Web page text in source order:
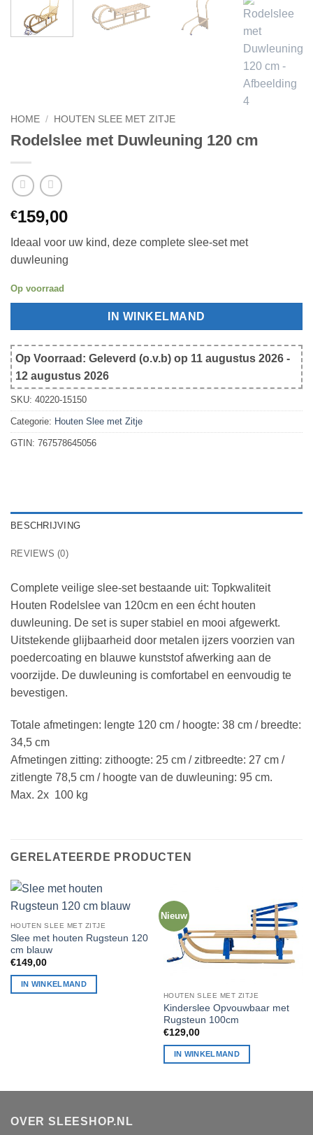
HOME / HOUTEN SLEE MET ZITJE
Rodelslee met Duwleuning 120 cm
€159,00
Ideaal voor uw kind, deze complete slee-set met
duwleuning
Op voorraad
IN WINKELMAND
Op Voorraad: Geleverd (o.v.b) op 11 augustus 2026 -
12 augustus 2026
SKU: 40220-15150
Categorie: Houten Slee met Zitje
GTIN: 767578645056
BESCHRIJVING
REVIEWS (0)
Complete veilige slee-set bestaande uit: Topkwaliteit
Houten Rodelslee van 120cm en een écht houten
duwleuning. De set is super stabiel en mooi afgewerkt.
Uitstekende glijbaarheid door metalen ijzers voorzien van
poedercoating en blauwe kunststof afwerking aan de
voorzijde. De duwleuning is comfortabel en eenvoudig te
bevestigen.
Totale afmetingen: lengte 120 cm / hoogte: 38 cm / breedte:
34,5 cm
Afmetingen zitting: zithoogte: 25 cm / zitbreedte: 27 cm /
zitlengte 78,5 cm / hoogte van de duwleuning: 95 cm.
Max. 2x 100 kg
GERELATEERDE PRODUCTEN
HOUTEN SLEE MET ZITJE
Slee met houten Rugsteun 120
cm blauw
€149,00
IN WINKELMAND
Nieuw
HOUTEN SLEE MET ZITJE
Kinderslee Opvouwbaar met
Rugsteun 100cm
€129,00
IN WINKELMAND
OVER SLEESHOP.NL